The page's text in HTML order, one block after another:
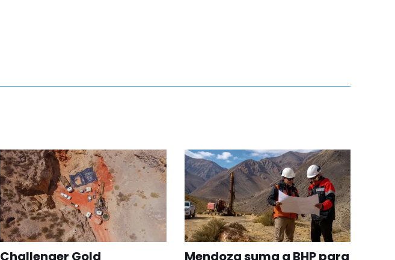
Challenger Gold Mendoza suma a BHP para